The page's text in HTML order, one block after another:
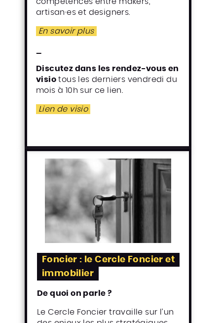
artisan·es et designers.
En savoir plus
Discutez dans les rendez-vous en
visio tous les derniers vendredi du
mois à 10h sur ce lien.
Lien de visio
Foncier : le Cercle Foncier et
immobilier
De quoi on parle ?
Le Cercle Foncier travaille sur l’un